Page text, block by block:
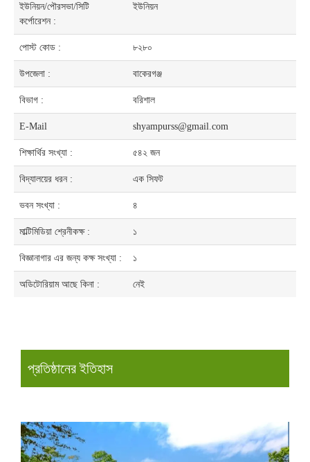
ইউনিয়ন/পৌরসভা/সিটি
কর্পোরেশন :
ইউনিয়ন
পোস্ট কোড : ৮২৮০
উপজেলা : বাকেরগঞ্জ
বিভাগ : বরিশাল
E-Mail shyampurss@gmail.com
শিক্ষার্থির সংখ্যা : ৫৪২ জন
বিদ্যালয়ের ধরন : এক সিফট
ভবন সংখ্যা : ৪
মাল্টিমিডিয়া শ্রেনীকক্ষ : ১
বিজ্ঞানাগার এর জন্য কক্ষ সংখ্যা : ১
অডিটোরিয়াম আছে কিনা : নেই
প্রতিষ্ঠানের ইতিহাস​